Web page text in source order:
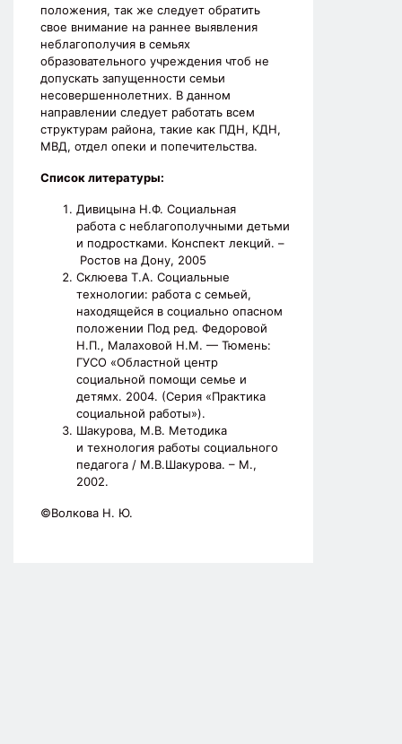
положения, так же следует обратить
свое внимание на раннее выявления
неблагополучия в семьях
образовательного учреждения чтоб не
допускать запущенности семьи
несовершеннолетних. В данном
направлении следует работать всем
структурам района, такие как ПДН, КДН,
МВД, отдел опеки и попечительства.
Список литературы:
Дивицына Н.Ф. Социальная
работа с неблагополучными детьми
и подростками. Конспект лекций. –
Ростов на Дону, 2005
Склюева Т.А. Социальные
технологии: работа с семьей,
находящейся в социально опасном
положении Под ред. Федоровой
Н.П., Малаховой Н.М. — Тюмень:
ГУСО «Областной центр
социальной помощи семье и
детямх. 2004. (Серия «Практика
социальной работы»).
Шакурова, М.В. Методика
и технология работы социального
педагога / М.В.Шакурова. – М.,
2002.
©Волкова Н. Ю.